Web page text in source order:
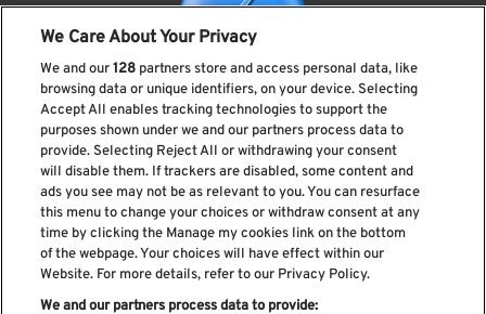
Subscreve a nossa newsletter
Li e aceito os Política de privacidade
We Care About Your Privacy
We and our128 partners store and access personal data, like
browsing data or unique identifiers, on your device. Selecting
Accept All enables tracking technologies to support the
purposes shown under we and our partners process data to
provide. Selecting Reject All or withdrawing your consent
will disable them. If trackers are disabled, some content and
ads you see may not be as relevant to you. You can resurface
this menu to change your choices or withdraw consent at any
time by clicking the Manage my cookies link on the bottom
of the webpage. Your choices will have effect within our
Website. For more details, refer to our Privacy Policy.
We and our partners process data to provide: